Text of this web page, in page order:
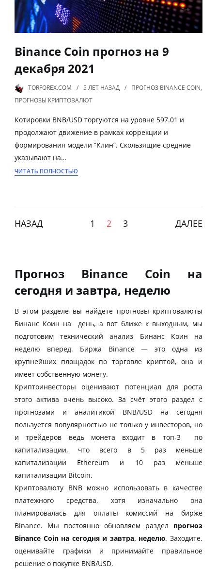
Binance Coin прогноз на 9
декабря 2021
TORFOREX.COM 5 ЛЕТ НАЗАД ПРОГНОЗ BINANCE COIN,
ПРОГНОЗЫ КРИПТОВАЛЮТ
Котировки BNB/USD торгуются на уровне 597.01 и
продолжают движение в рамках коррекции и
формирования модели ”Клин”. Скользящие средние
указывают на…
ЧИТАТЬ ПОЛНОСТЬЮ
НАЗАД 1 2 3 ДАЛЕЕ
Прогноз Binance Coin на
сегодня и завтра, неделю
В этом разделе вы найдете прогнозы криптовалюты
Бинанс Коин на день, а вот ближе к выходным, мы
подготовим технический анализ Бинанс Коин на
неделю вперед. Биржа Binance — это одна из
крупнейших площадок по торговле криптой, она и
имеет собственную монету.
Криптоинвесторы оценивают потенциал для роста
этого актива очень высоко. За счёт этого раздел с
прогнозами и аналитикой BNB/USD на сегодня
пользуется популярностью не только у инвесторов, но
и трейдеров ведь монета входит в топ-3 по
капитализации, что всего в 5 раз меньше
капитализации Ethereum и 10 раз меньше
капитализации Bitcoin.
Криптовалюту BNB можно использовать в качестве
платежного средства, хотя изначально она
планировалась для оплаты комиссий на бирже
Binance. Мы постоянно обновляем раздел прогноз
Binance Coin на сегодня и завтра, неделю. Заходите,
оценивайте графики и принимайте правильное
решение о покупке BNB/USD.